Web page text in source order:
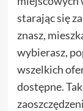
starając się
znasz,
wybierasz,
wszelkich
dostępne.